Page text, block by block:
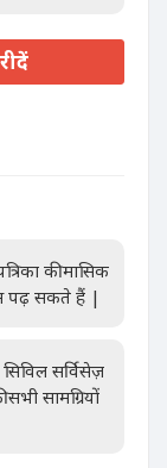
की मासिक
पढ़ सकते हैं |
सर्विसेज़
सामग्रियों